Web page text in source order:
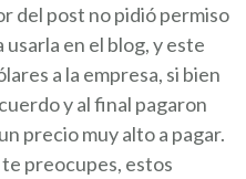
del post no pidió permiso
en el blog, y este
a la empresa, si bien
y al final pagaron
precio muy alto a pagar.
preocupes, estos